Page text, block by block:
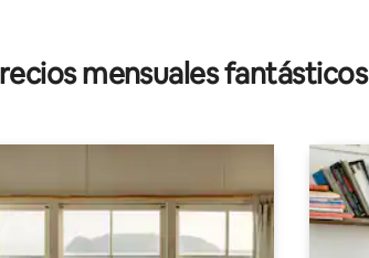
mensuales fantásticos